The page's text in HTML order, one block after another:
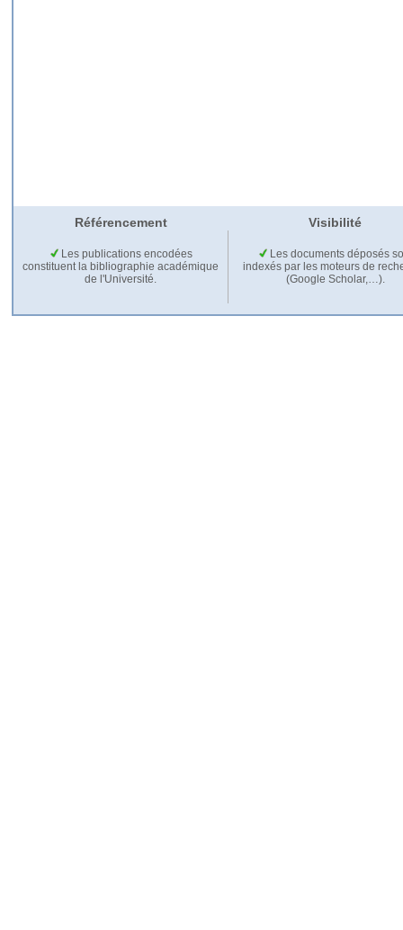
Référencement Visibilité
Les publications encodées
constituent la bibliographie académique
de l'Université.
Les documents déposés
indexés par les moteurs de
(Google Scholar,…).